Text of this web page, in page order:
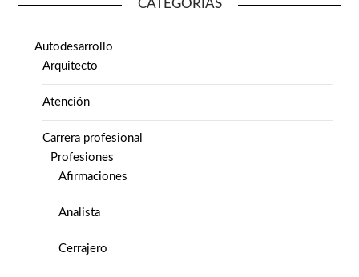
CATEGORÍAS
Autodesarrollo
Arquitecto
Atención
Carrera profesional
Profesiones
Afirmaciones
Analista
Cerrajero